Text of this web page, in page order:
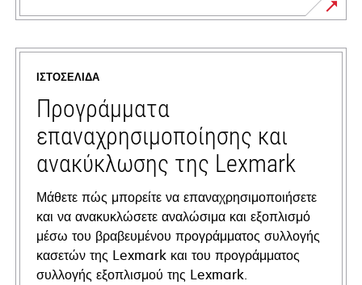
opens
in
new
tab
ΙΣΤΟΣΕΛΊΔΑ
Προγράμματα
επαναχρησιμοποίησης και
ανακύκλωσης της Lexmark
Μάθετε πώς μπορείτε να επαναχρησιμοποιήσετε
και να ανακυκλώσετε αναλώσιμα και εξοπλισμό
μέσω του βραβευμένου προγράμματος συλλογής
κασετών της Lexmark και του προγράμματος
συλλογής εξοπλισμού της Lexmark.